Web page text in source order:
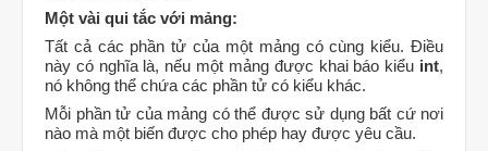
Một vài qui tắc với mảng:
Tất cả các phần tử của một mảng có cùng kiểu. Điều
này có nghĩa là, nếu một mảng được khai báo kiểu int,
nó không thể chứa các phần tử có kiểu khác.
Mỗi phần tử của mảng có thể được sử dụng bất cứ nơi
nào mà một biến được cho phép hay được yêu cầu.